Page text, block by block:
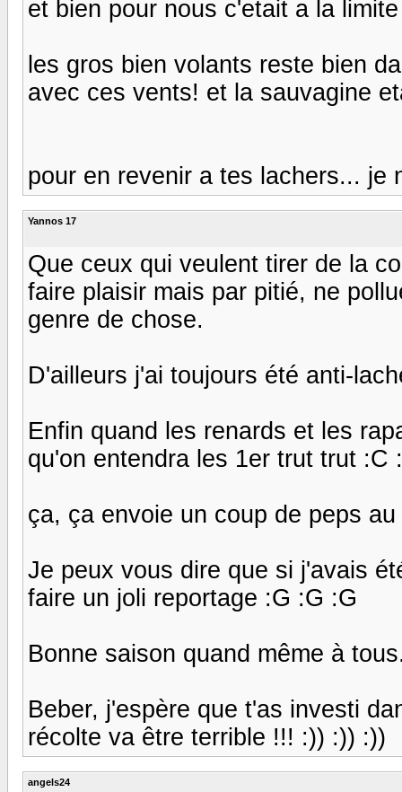
et bien pour nous c'etait a la
les gros bien volants reste bien
avec ces vents! et la sauvagine
pour en revenir a tes lachers... je
Yannos 17
Que ceux qui veulent tirer de la
faire plaisir mais par pitié, ne
genre de chose.
D'ailleurs j'ai toujours été anti-
Enfin quand les renards et les
qu'on entendra les 1er trut trut :C
ça, ça envoie un coup de peps
Je peux vous dire que si j'avais
faire un joli reportage :G :G :G
Bonne saison quand même à
Beber, j'espère que t'as investi
récolte va être terrible !!! :)) :)) :))
angels24